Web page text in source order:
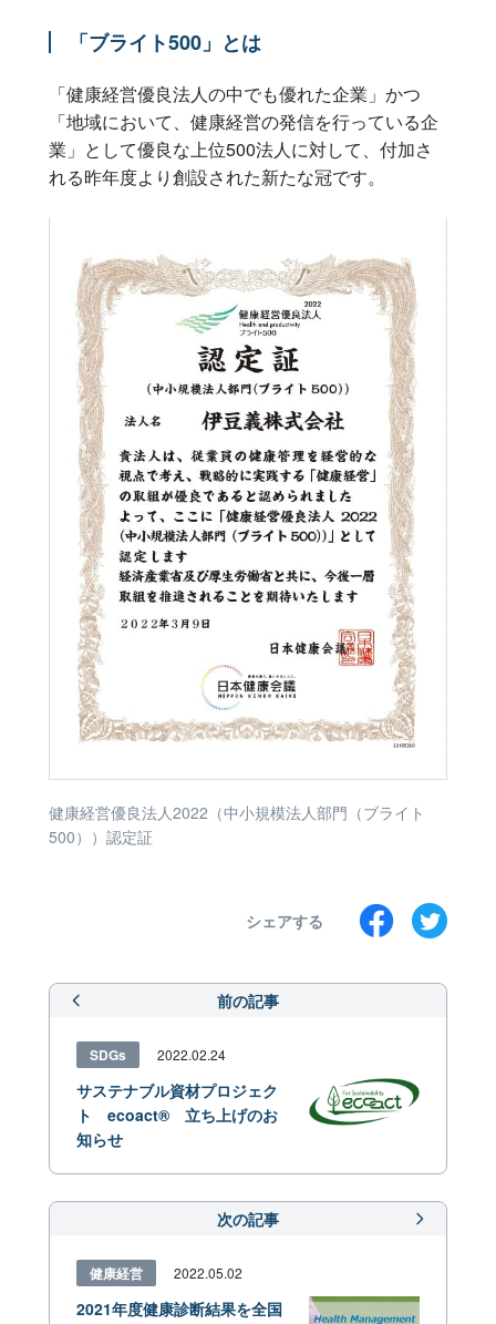
「ブライト500」とは
「健康経営優良法人の中でも優れた企業」かつ
「地域において、健康経営の発信を行っている企
業」として優良な上位500法人に対して、付加さ
れる昨年度より創設された新たな冠です。
健康経営優良法人2022（中小規模法人部門（ブライト
500））認定証
シェアする
前の記事
SDGs 2022.02.24
サステナブル資材プロジェク
ト ecoact® 立ち上げのお
知らせ
次の記事
健康経営 2022.05.02
2021年度健康診断結果を全国